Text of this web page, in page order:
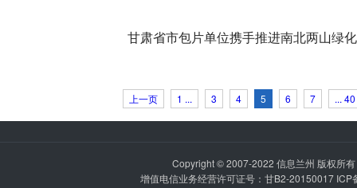
甘肃省市包片单位携手推进南北两山绿
上一页 1 ... 3 4 5 6 7 ... 40
Copyright © 2007-2022 信息兰州 版权所
增值电信业务经营许可证号：甘B2-20150017 ICP